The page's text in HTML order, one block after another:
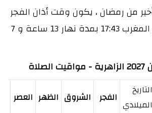
من رمضان ، يكون وقت أذان الفجر
04:36 ووقت أذان المغرب 17:43 بمدة نهار 13 ساعة و 7
التاريخ
الميلادي الفجر الشروق الظهر العصر